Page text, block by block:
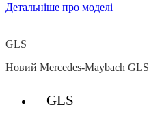
Детальніше про моделі
GLS
Новий Mercedes-Maybach GLS
GLS